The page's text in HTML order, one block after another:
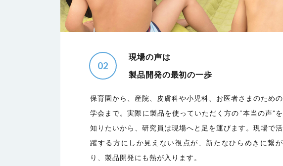
02
現場の声は
製品開発の最初の一歩
保育園から、産院、皮膚科や小児科、お医者さまのための
学会まで。実際に製品を使っていただく方の“本当の声”を
知りたいから、研究員は現場へと足を運びます。現場で活
躍する方にしか見えない視点が、新たなひらめきに繋が
り、製品開発にも熱が入ります。